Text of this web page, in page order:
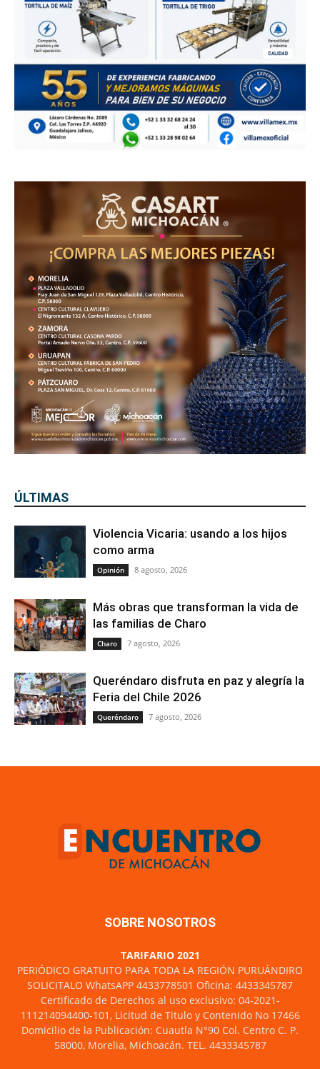
ÚLTIMAS
Violencia Vicaria: usando a los hijos
como arma
Opinión 8 agosto, 2026
Más obras que transforman la vida de
las familias de Charo
Charo 7 agosto, 2026
Queréndaro disfruta en paz y alegría la
Feria del Chile 2026
Queréndaro 7 agosto, 2026
SOBRE NOSOTROS
TARIFARIO 2021
PERIÓDICO GRATUITO PARA TODA LA REGIÓN PURUÁNDIRO
SOLICITALO WhatsAPP 4433778501 Oficina: 4433345787
Certificado de Derechos al uso exclusivo: 04-2021-
111214094400-101, Licitud de Titulo y Contenido No 17466
Domicilio de la Publicación: Cuautla N°90 Col. Centro C. P.
58000, Morelia, Michoacán. TEL. 4433345787